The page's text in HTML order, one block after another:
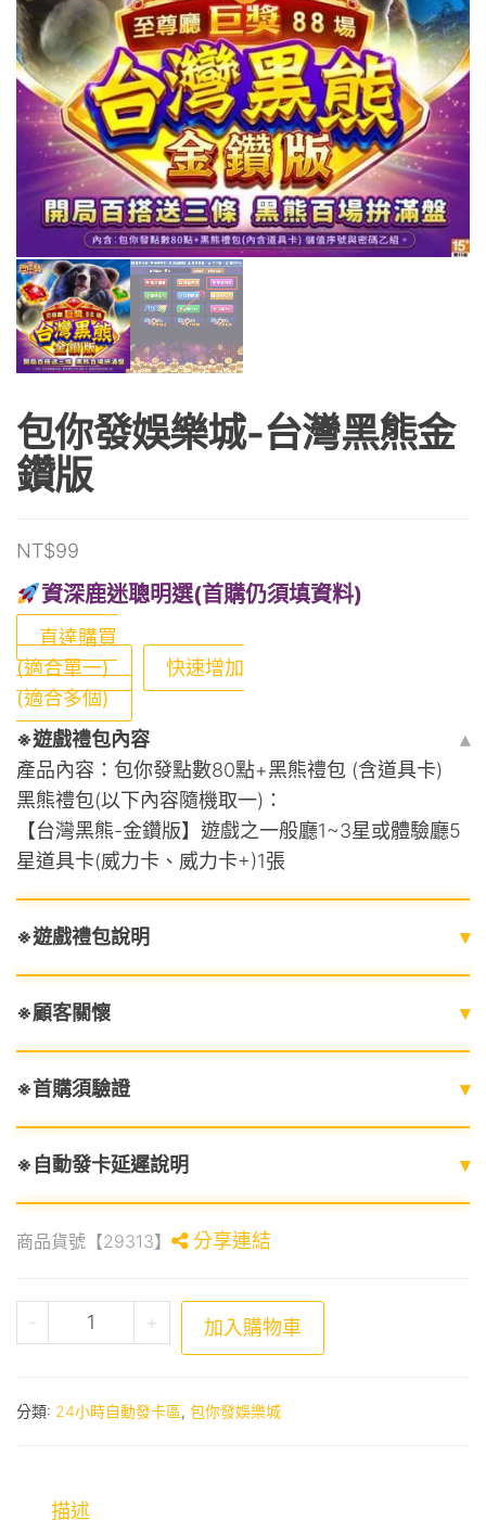
包你發娛樂城-台灣黑熊金
鑽版
NT$99
資深鹿迷聰明選(首購仍須填資料)
直達購買
(適合單一)
快速增加
(適合多個)
※遊戲禮包內容
▴
產品內容：包你發點數80點+黑熊禮包 (含道具卡)
黑熊禮包(以下內容隨機取一)：
【台灣黑熊-金鑽版】遊戲之一般廳1~3星或體驗廳5
星道具卡(威力卡、威力卡+)1張
※遊戲禮包說明 ▾
※顧客關懷 ▾
※首購須驗證 ▾
※自動發卡延遲說明 ▾
商品貨號【29313】 分享連結
- 包你發娛樂城-台灣黑熊金鑽版 數量
+ 加入購物車
分類: 24小時自動發卡區, 包你發娛樂城
描述